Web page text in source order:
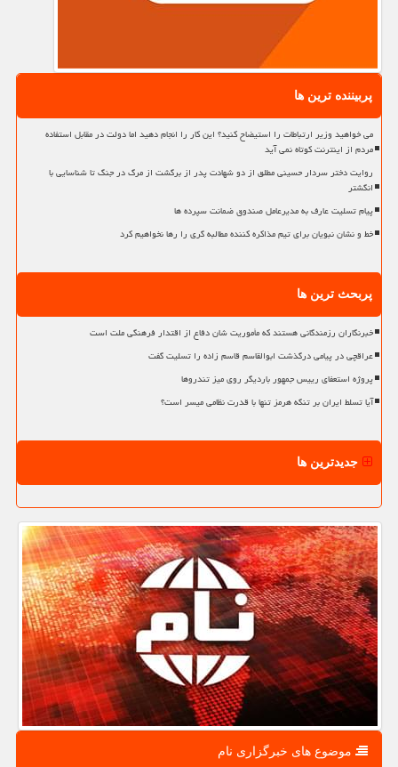
پربیننده ترین ها
می خواهید وزیر ارتباطات را استیضاح کنید؟ این کار را انجام دهید اما دولت در مقابل استفاده
مردم از اینترنت کوتاه نمی آید
روایت دختر سردار حسینی مطلق از دو شهادت پدر از برگشت از مرگ در جنگ تا شناسایی با
انگشتر
پیام تسلیت عارف به مدیرعامل صندوق ضمانت سپرده ها
خط و نشان نبویان برای تیم مذاکره کننده مطالبه گری را رها نخواهیم کرد
پربحث ترین ها
خبرنگاران رزمندگانی هستند که مأموریت شان دفاع از اقتدار فرهنگی ملت است
عراقچی در پیامی درگذشت ابوالقاسم قاسم زاده را تسلیت گفت
پروژه استعفای رییس جمهور باردیگر روی میز تندروها
آیا تسلط ایران بر تنگه هرمز تنها با قدرت نظامی میسر است؟
جدیدترین ها
موضوع های خبرگزاری نام